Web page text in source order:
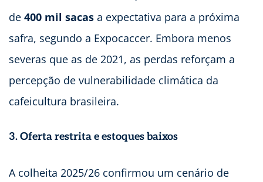
de 400 mil sacas a expectativa para a próxima
safra, segundo a Expocaccer. Embora menos
severas que as de 2021, as perdas reforçam a
percepção de vulnerabilidade climática da
cafeicultura brasileira.
3. Oferta restrita e estoques baixos
A colheita 2025/26 confirmou um cenário de